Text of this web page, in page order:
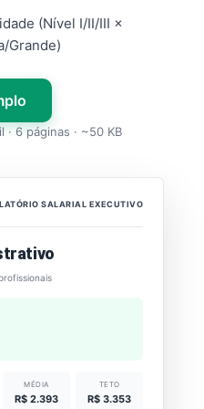
(Nível I/II/III ×
Grande)
6 páginas · ~50 KB
SALARIAL EXECUTIVO
MÉDIA
R$ 2.393
TETO
R$ 3.353